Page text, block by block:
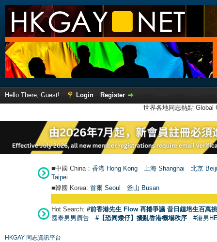
Hello There, Guest! Login
Register
世界各地同志熱點
■中國 China： 香港 Hong Kong 上海 Shanghai
北京
Taipei
■韓國 Korea: 首爾 Seoul 釜山 Busan
Hot Search: #前香港先生 Flow 再捲爭議 昔日鍾培生百萬
國泰男男廣告
#【恐同矮仔】擾亂香港機場秩序 #港男
HKGAY 同志資訊平台